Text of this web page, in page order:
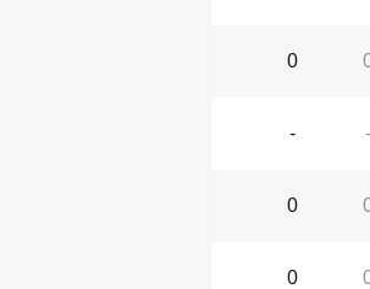
0
-
-
0
0